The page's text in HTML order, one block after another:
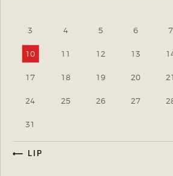
3 4 5 6 7
10 11 12 13
17 18 19 20 21
24 25 26 27
31
« LIP